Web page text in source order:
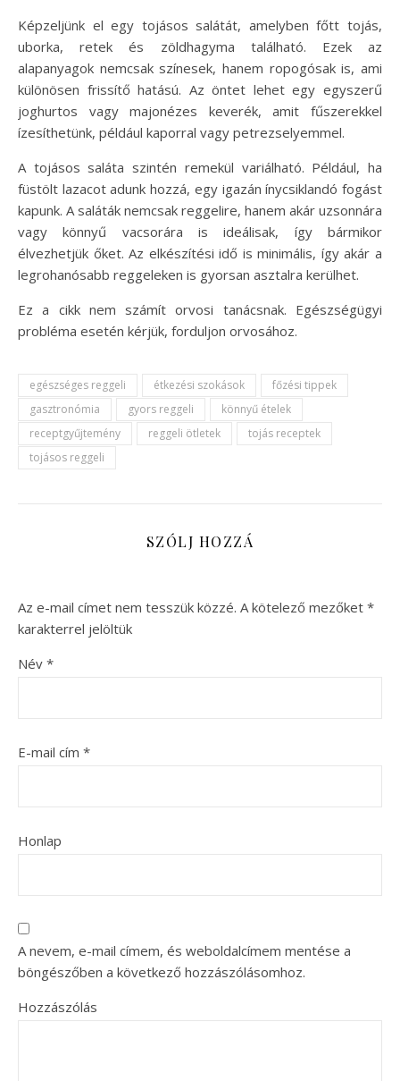
Képzeljünk el egy tojásos salátát, amelyben főtt tojás,
uborka, retek és zöldhagyma található. Ezek az
alapanyagok nemcsak színesek, hanem ropogósak is, ami
különösen frissítő hatású. Az öntet lehet egy egyszerű
joghurtos vagy majonézes keverék, amit fűszerekkel
ízesíthetünk, például kaporral vagy petrezselyemmel.
A tojásos saláta szintén remekül variálható. Például, ha
füstölt lazacot adunk hozzá, egy igazán ínycsiklandó fogást
kapunk. A saláták nemcsak reggelire, hanem akár uzsonnára
vagy könnyű vacsorára is ideálisak, így bármikor
élvezhetjük őket. Az elkészítési idő is minimális, így akár a
legrohanósabb reggeleken is gyorsan asztalra kerülhet.
Ez a cikk nem számít orvosi tanácsnak. Egészségügyi
probléma esetén kérjük, forduljon orvosához.
egészséges reggeli étkezési szokások
főzési tippek
gasztronómia
gyors reggeli
könnyű ételek
receptgyűjtemény
reggeli ötletek
tojás receptek
tojásos reggeli
SZÓLJ HOZZÁ
Az e-mail címet nem tesszük közzé. A kötelező mezőket *
karakterrel jelöltük
Név *
E-mail cím *
Honlap
A nevem, e-mail címem, és weboldalcímem mentése a
böngészőben a következő hozzászólásomhoz.
Hozzászólás